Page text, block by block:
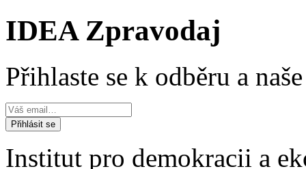
IDEA Zpravodaj
Přihlaste se k odběru a
Institut pro demokracii a